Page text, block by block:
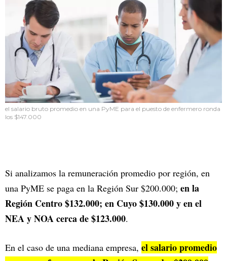
el salario bruto promedio en una PyME para el puesto de enfermero ronda
los $147.000
Si analizamos la remuneración promedio por región, en
una PyME se paga en la Región Sur $200.000; en la
Región Centro $132.000; en Cuyo $130.000 y en el
NEA y NOA cerca de $123.000.
En el caso de una mediana empresa, el salario promedio